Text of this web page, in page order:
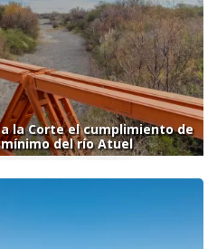
la Corte el cumplimiento de
del río Atuel